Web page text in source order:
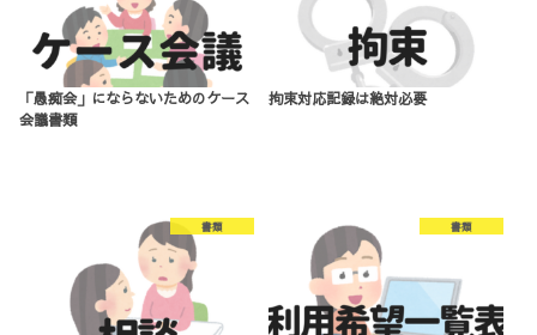
「愚痴会」にならないためのケース
会議書類
拘束対応記録は絶対必要
書類 書類